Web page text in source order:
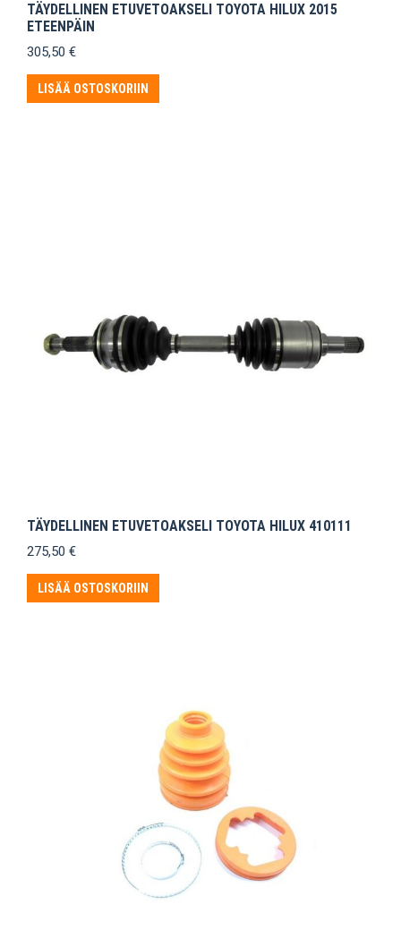
TÄYDELLINEN ETUVETOAKSELI TOYOTA HILUX 2015
ETEENPÄIN
305,50 €
LISÄÄ OSTOSKORIIN
TÄYDELLINEN ETUVETOAKSELI TOYOTA HILUX 410111
275,50 €
LISÄÄ OSTOSKORIIN